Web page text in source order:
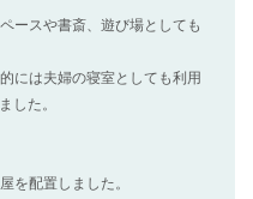
ースや書斎、遊び場としても
には夫婦の寝室としても利用
した。
を配置しました。